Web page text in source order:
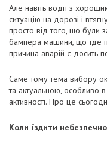
Але навіть водії з
ситуацію на дорозі і
просто від того, що були
бампера машини, що їде
причина аварій є досить
Саме тому тема вибору
та актуальною, особливо
активності. Про це
Коли їздити